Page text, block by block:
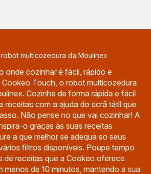
multicozedura da Moulinex
onde cozinhar é fácil, rápido e
Cookeo Touch, o robot multicozedura
Cozinhe de forma rápida e fácil
receitas com a ajuda do ecrã tátil que
Não pense no que vai cozinhar! A
o graças às suas receitas
a que melhor se adequa so seus
filtros disponíveis. Poupe tempo
de receitas que a Cookeo oferece
menos de 10 minutos, mantendo a sua